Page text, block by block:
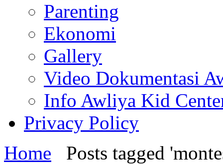
Parenting
Ekonomi
Gallery
Video Dokumentasi
Info Awliya Kid
Privacy Policy
Home Posts tagged